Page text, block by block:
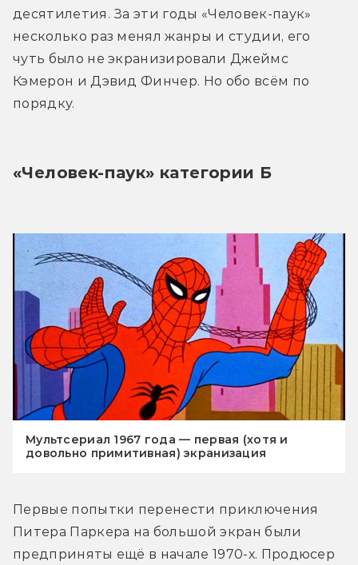
десятилетия. За эти годы «Человек-паук»
несколько раз менял жанры и студии, его
чуть было не экранизировали Джеймс
Кэмерон и Дэвид Финчер. Но обо всём по
порядку.
«Человек-паук» категории Б
Мультсериал 1967 года — первая (хотя и
довольно примитивная) экранизация
Первые попытки перенести приключения
Питера Паркера на большой экран были
предприняты ещё в начале 1970-х. Продюсер